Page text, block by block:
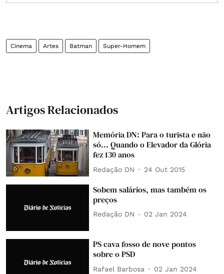
Cinema Artes Batman Super-Homem
Artigos Relacionados
Memória DN: Para o turista e não
só... Quando o Elevador da Glória
fez 130 anos
Redação DN 24 Out 2015
Sobem salários, mas também os
preços
Redação DN 02 Jan 2024
PS cava fosso de nove pontos
sobre o PSD
Rafael Barbosa 02 Jan 2024